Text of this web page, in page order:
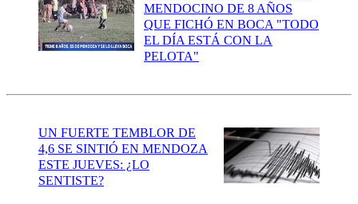
MENDOCINO DE 8 AÑOS
QUE FICHÓ EN BOCA "TODO
EL DÍA ESTÁ CON LA
PELOTA"
UN FUERTE TEMBLOR DE
4,6 SE SINTIÓ EN MENDOZA
ESTE JUEVES: ¿LO
SENTISTE?